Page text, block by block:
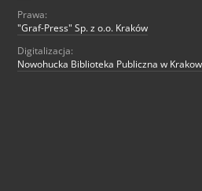
Prawa:
"Graf-Press" Sp. z o.o. Kraków
Digitalizacja:
Nowohucka Biblioteka Publiczna w